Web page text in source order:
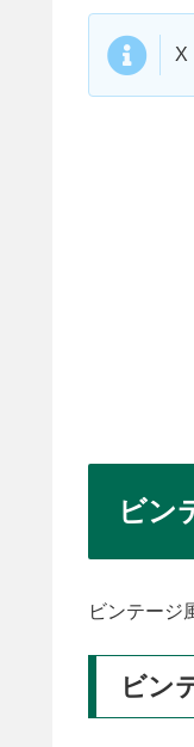
X
ビン
ビンテージ
ビン